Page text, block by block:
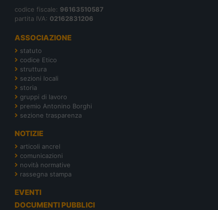
codice fiscale: 96163510587
partita IVA: 02162831206
ASSOCIAZIONE
statuto
codice Etico
struttura
sezioni locali
storia
gruppi di lavoro
premio Antonino Borghi
sezione trasparenza
NOTIZIE
articoli ancrel
comunicazioni
novità normative
rassegna stampa
EVENTI
DOCUMENTI PUBBLICI